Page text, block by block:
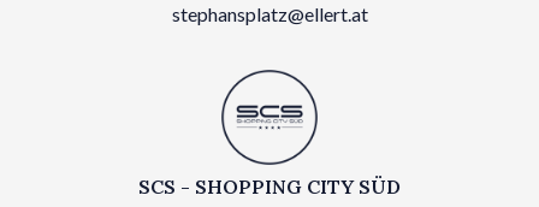
stephansplatz@ellert.at
SCS - SHOPPING CITY SÜD